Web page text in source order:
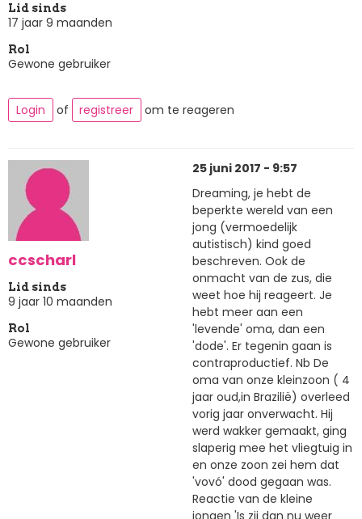
Lid sinds
17 jaar 9 maanden
Rol
Gewone gebruiker
Login of registreer om te reageren
ccscharl
Lid sinds
9 jaar 10 maanden
Rol
Gewone gebruiker
25 juni 2017 - 9:57
Dreaming, je hebt de
beperkte wereld van een
jong (vermoedelijk
autistisch) kind goed
beschreven. Ook de
onmacht van de zus, die
weet hoe hij reageert. Je
hebt meer aan een
'levende' oma, dan een
'dode'. Er tegenin gaan is
contraproductief. Nb De
oma van onze kleinzoon ( 4
jaar oud,in Brazilië) overleed
vorig jaar onverwacht. Hij
werd wakker gemaakt, ging
slaperig mee het vliegtuig in
en onze zoon zei hem dat
'vovó' dood gegaan was.
Reactie van de kleine